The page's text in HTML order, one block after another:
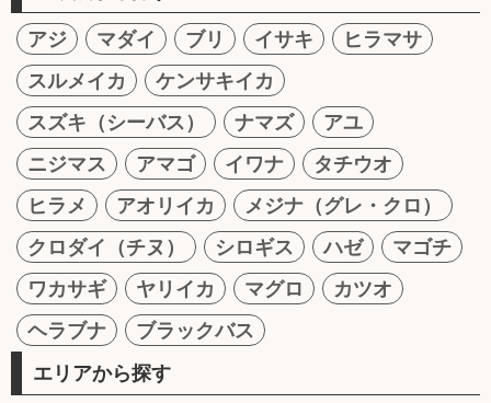
アジ マダイ ブリ イサキ
ヒラマサ
スルメイカ
ケンサキイカ
スズキ（シーバス）
ナマズ
アユ
ニジマス
アマゴ イワナ
タチウオ
ヒラメ
アオリイカ
メジナ（グレ・クロ）
クロダイ（チヌ）
シロギス ハゼ
マゴチ
ワカサギ
ヤリイカ マグロ
カツオ
ヘラブナ
ブラックバス
エリアから探す